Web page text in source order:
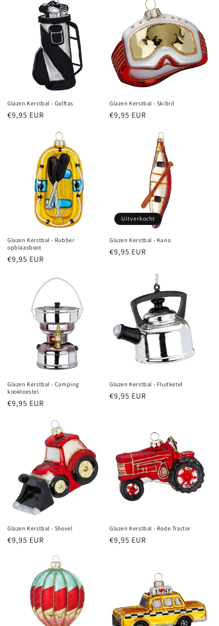
Glazen Kerstbal - Golftas
Normale
€9,95 EUR
Glazen Kerstbal - Skibril
Normale
€9,95 EUR
Glazen Kerstbal - Rubber
opblaasboot
Normale
€9,95 EUR
Uitverkocht
Glazen Kerstbal - Kano
Normale
€9,95 EUR
Glazen Kerstbal - Camping
kooktoestel
Normale
€9,95 EUR
Glazen Kerstbal - Fluitketel
Normale
€9,95 EUR
Glazen Kerstbal - Shovel
Normale
€9,95 EUR
Glazen Kerstbal - Rode Tractor
Normale
€9,95 EUR